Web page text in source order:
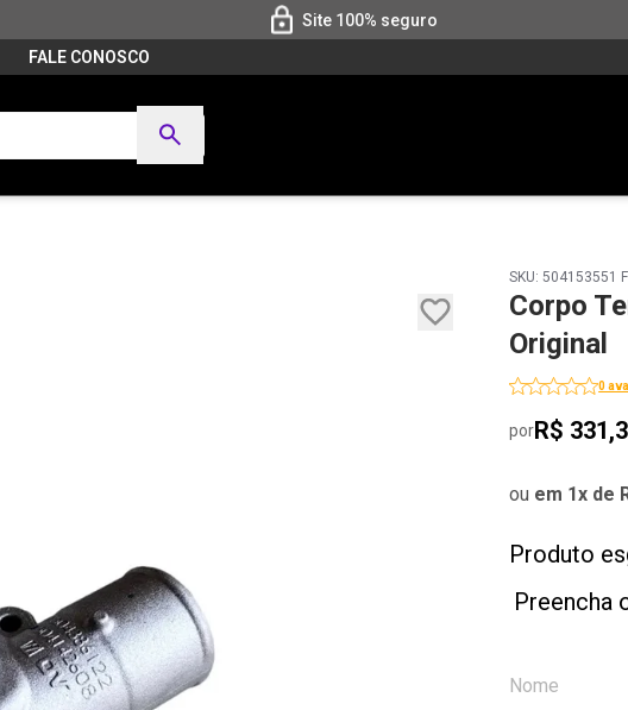
Site 100% seguro
FALE CONOSCO
SKU: 504153551 F
Corpo
Original
0
porR$
ou em 1x de
Produto
Preencha